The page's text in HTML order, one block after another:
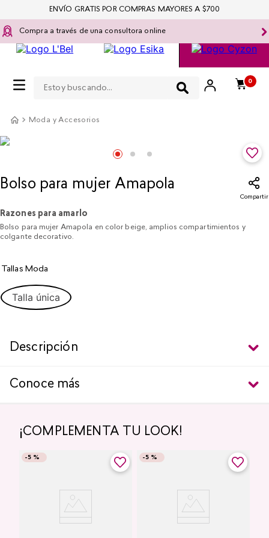
Compra a través de una consultora online
0
ENVÍO GRATIS POR COMPRAS MAYORES A $700
Moda y Accesorios
Bolso para mujer Amapola
Compartir
Razones para amarlo
Bolso para mujer Amapola en color beige, amplios compartimientos y
colgante decorativo.
Tallas Moda
Talla única
Descripción
Conoce más
¡COMPLEMENTA TU LOOK!
-5 % -5 %